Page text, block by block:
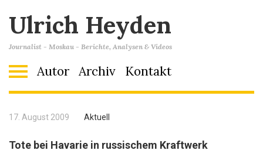
Ulrich Heyden
Journalist - Moskau - Berichte, Analysen & Videos
Autor Archiv Kontakt
17. August 2009 Aktuell
Tote bei Havarie in russischem Kraftwerk